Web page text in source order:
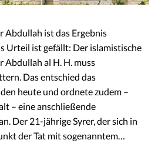
Abdullah ist das Ergebnis
Urteil ist gefällt: Der islamistische
Abdullah al H. H. muss
Das entschied das
heute und ordnete zudem –
– eine anschließende
Der 21-jährige Syrer, der sich in
der Tat mit sogenanntem…